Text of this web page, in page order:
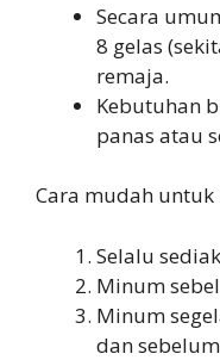
Secara
8 gelas
remaja.
Kebutuhan
panas atau
Cara mudah
Selalu
Minum
Minum
dan